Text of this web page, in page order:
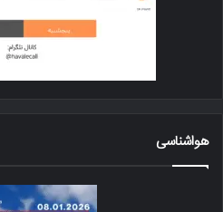
هواشناسی